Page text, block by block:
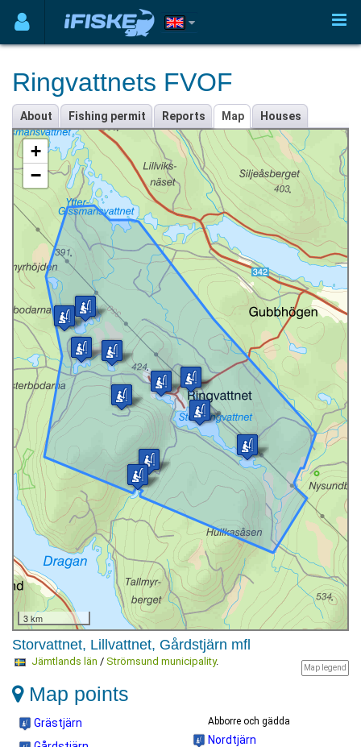
Ringvattnets FVOF
About Fishing permit Reports Map Houses
+
−
3 km
Storvattnet, Lillvattnet, Gårdstjärn mfl
Map legend
Jämtlands län / Strömsund municipality.
Map points
Grästjärn
Abborre och gädda
Nordtjärn